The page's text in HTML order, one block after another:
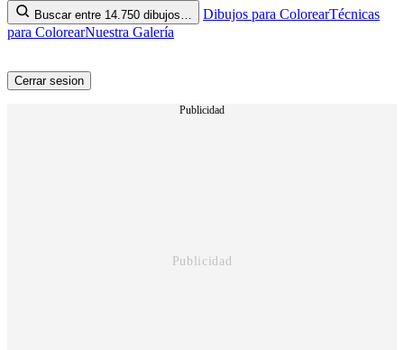
Buscar entre 14.750 dibujos… Dibujos para ColorearTécnicas
para ColorearNuestra Galería
Cerrar sesion
Publicidad